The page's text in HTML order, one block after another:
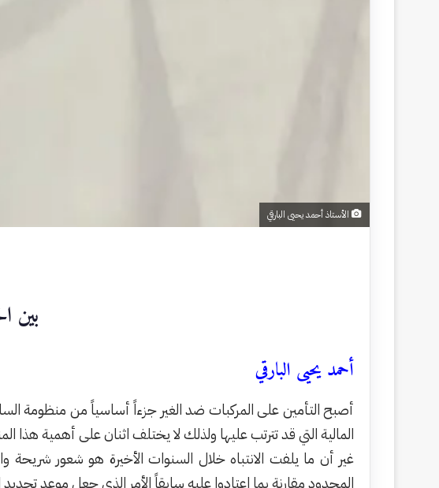
الأستاذ أحمد يحيى البارقي
بين
أحمد يحيى البارقي
أصبح التأمين على المركبات ضد الغير جزءاً أساسياً من منظومة
المالية التي قد تترتب عليها ولذلك لا يختلف اثنان على أهمية هذا
غير أن ما يلفت الانتباه خلال السنوات الأخيرة هو شعور
المحدود مقارنة بما اعتادوا عليه سابقاً الأمر الذي جعل موعد